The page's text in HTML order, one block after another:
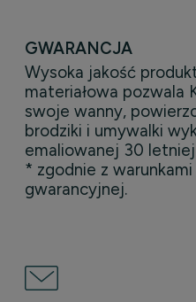
GWARANCJA
Wysoka jakość
materiałowa pozwala
swoje wanny,
brodziki i umywalki
emaliowanej 30
* zgodnie z
gwarancyjnej.